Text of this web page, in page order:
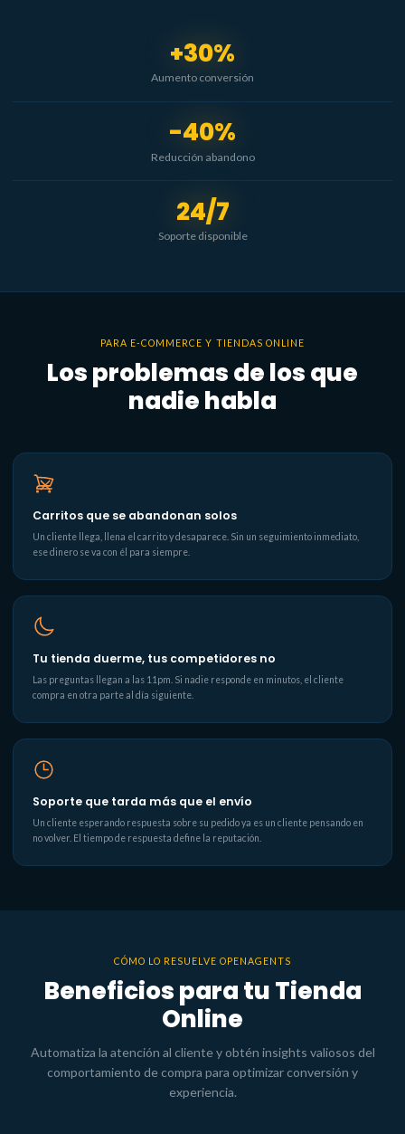
+30%
Aumento conversión
-40%
Reducción abandono
24/7
Soporte disponible
PARA E-COMMERCE Y TIENDAS ONLINE
Los problemas de los que
nadie habla
Carritos que se abandonan solos
Un cliente llega, llena el carrito y desaparece. Sin un seguimiento inmediato,
ese dinero se va con él para siempre.
Tu tienda duerme, tus competidores no
Las preguntas llegan a las 11pm. Si nadie responde en minutos, el cliente
compra en otra parte al día siguiente.
Soporte que tarda más que el envío
Un cliente esperando respuesta sobre su pedido ya es un cliente pensando en
no volver. El tiempo de respuesta define la reputación.
CÓMO LO RESUELVE OPENAGENTS
Beneficios para tu Tienda
Online
Automatiza la atención al cliente y obtén insights valiosos del
comportamiento de compra para optimizar conversión y
experiencia.